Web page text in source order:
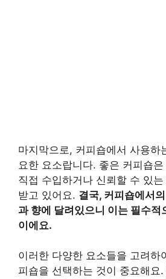
마지막으로, 커피숍에서 사용하
요한 요소랍니다. 좋은 커피숍
직접 수입하거나 신뢰할 수 있
받고 있어요. 결국, 커피숍에서
과 향에 달려있으니 이는 필수적
이에요.
이러한 다양한 요소들을 고려하
피숍을 선택하는 것이 중요해요